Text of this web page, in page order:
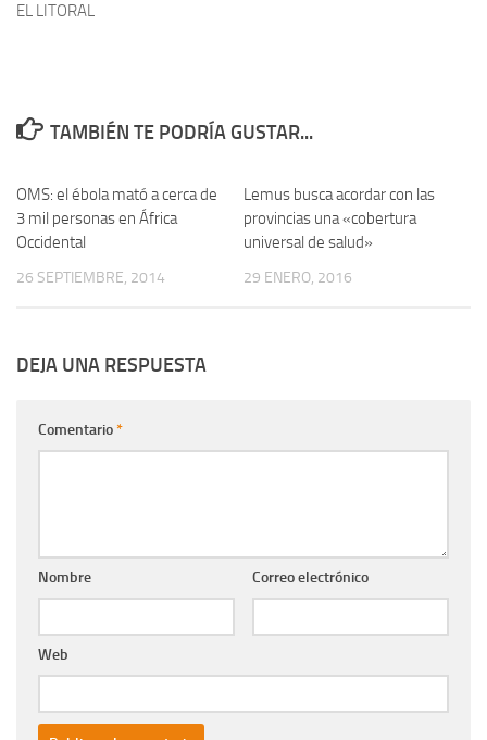
EL LITORAL
TAMBIÉN TE PODRÍA GUSTAR...
OMS: el ébola mató a cerca de
3 mil personas en África
Occidental
26 SEPTIEMBRE, 2014
Lemus busca acordar con las
provincias una «cobertura
universal de salud»
29 ENERO, 2016
DEJA UNA RESPUESTA
Comentario*
Nombre Correo electrónico
Web